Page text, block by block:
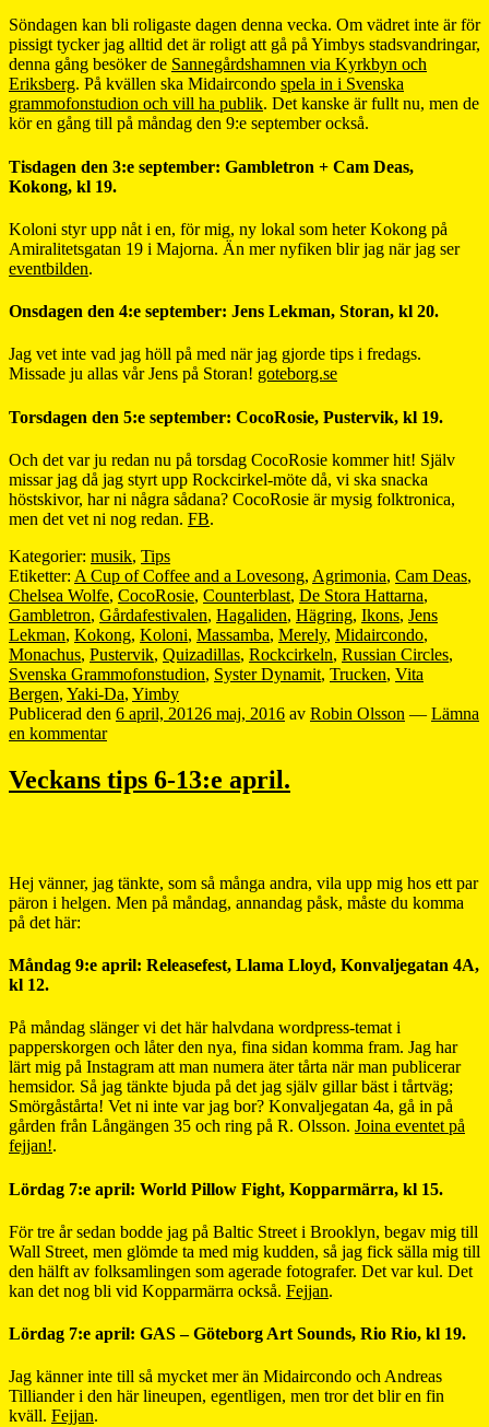
Söndagen kan bli roligaste dagen denna vecka. Om vädret inte är för
pissigt tycker jag alltid det är roligt att gå på Yimbys stadsvandringar,
denna gång besöker de Sannegårdshamnen via Kyrkbyn och
Eriksberg. På kvällen ska Midaircondo spela in i Svenska
grammofonstudion och vill ha publik. Det kanske är fullt nu, men de
kör en gång till på måndag den 9:e september också.
Tisdagen den 3:e september: Gambletron + Cam Deas,
Kokong, kl 19.
Koloni styr upp nåt i en, för mig, ny lokal som heter Kokong på
Amiralitetsgatan 19 i Majorna. Än mer nyfiken blir jag när jag ser
eventbilden.
Onsdagen den 4:e september: Jens Lekman, Storan, kl 20.
Jag vet inte vad jag höll på med när jag gjorde tips i fredags.
Missade ju allas vår Jens på Storan! goteborg.se
Torsdagen den 5:e september: CocoRosie, Pustervik, kl 19.
Och det var ju redan nu på torsdag CocoRosie kommer hit! Själv
missar jag då jag styrt upp Rockcirkel-möte då, vi ska snacka
höstskivor, har ni några sådana? CocoRosie är mysig folktronica,
men det vet ni nog redan. FB.
Kategorier: musik, Tips
Etiketter: A Cup of Coffee and a Lovesong, Agrimonia, Cam Deas,
Chelsea Wolfe, CocoRosie, Counterblast, De Stora Hattarna,
Gambletron, Gårdafestivalen, Hagaliden, Hägring, Ikons, Jens
Lekman, Kokong, Koloni, Massamba, Merely, Midaircondo,
Monachus, Pustervik, Quizadillas, Rockcirkeln, Russian Circles,
Svenska Grammofonstudion, Syster Dynamit, Trucken, Vita
Bergen, Yaki-Da, Yimby
Publicerad den 6 april, 20126 maj, 2016 av Robin Olsson — Lämna
en kommentar
Veckans tips 6-13:e april.
Hej vänner, jag tänkte, som så många andra, vila upp mig hos ett par
päron i helgen. Men på måndag, annandag påsk, måste du komma
på det här:
Måndag 9:e april: Releasefest, Llama Lloyd, Konvaljegatan 4A,
kl 12.
På måndag slänger vi det här halvdana wordpress-temat i
papperskorgen och låter den nya, fina sidan komma fram. Jag har
lärt mig på Instagram att man numera äter tårta när man publicerar
hemsidor. Så jag tänkte bjuda på det jag själv gillar bäst i tårtväg;
Smörgåstårta! Vet ni inte var jag bor? Konvaljegatan 4a, gå in på
gården från Långängen 35 och ring på R. Olsson. Joina eventet på
fejjan!.
Lördag 7:e april: World Pillow Fight, Kopparmärra, kl 15.
För tre år sedan bodde jag på Baltic Street i Brooklyn, begav mig till
Wall Street, men glömde ta med mig kudden, så jag fick sälla mig till
den hälft av folksamlingen som agerade fotografer. Det var kul. Det
kan det nog bli vid Kopparmärra också. Fejjan.
Lördag 7:e april: GAS – Göteborg Art Sounds, Rio Rio, kl 19.
Jag känner inte till så mycket mer än Midaircondo och Andreas
Tilliander i den här lineupen, egentligen, men tror det blir en fin
kväll. Fejjan.